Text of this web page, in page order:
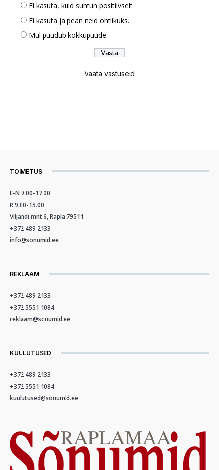
Ei kasuta, kuid suhtun positiivselt.
Ei kasuta ja pean neid ohtlikuks.
Mul puudub kokkupuude.
Vaata vastuseid
TOIMETUS
E-N 9.00-17.00
R 9.00-15.00
Viljandi mnt 6, Rapla 79511
+372 489 2133
info@sonumid.ee
REKLAAM
+372 489 2133
+372 5551 1084
reklaam@sonumid.ee
KUULUTUSED
+372 489 2133
+372 5551 1084
kuulutused@sonumid.ee